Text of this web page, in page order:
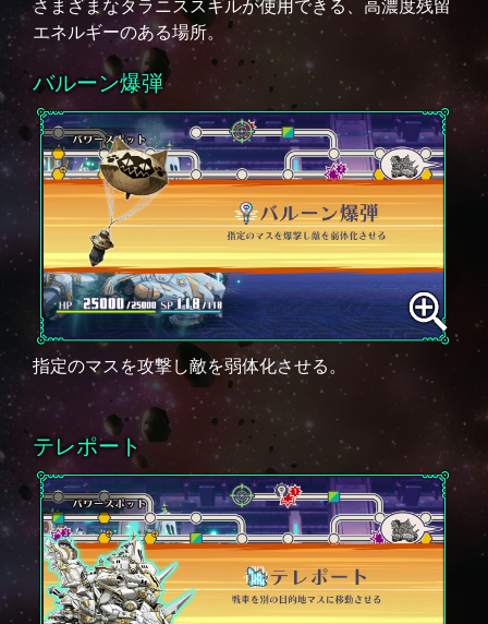
さまざまなタラニススキルが使用できる、高濃度残留
エネルギーのある場所。
バルーン爆弾
指定のマスを攻撃し敵を弱体化させる。
テレポート